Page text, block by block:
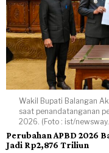
Wakil Bupati Balangan
saat penandatanganan
2026. (Foto : ist/
Perubahan APBD 2026
Jadi Rp2,876 Triliun